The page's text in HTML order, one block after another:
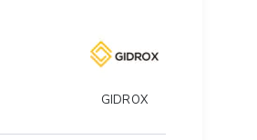
GIDROX